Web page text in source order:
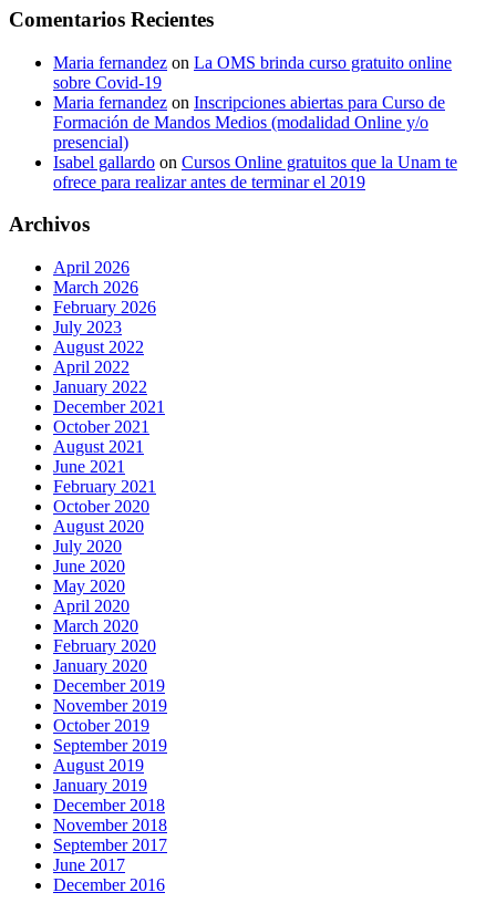
Comentarios Recientes
Maria fernandez on La OMS brinda curso gratuito online
sobre Covid-19
Maria fernandez on Inscripciones abiertas para Curso de
Formación de Mandos Medios (modalidad Online y/o
presencial)
Isabel gallardo on Cursos Online gratuitos que la Unam te
ofrece para realizar antes de terminar el 2019
Archivos
April 2026
March 2026
February 2026
July 2023
August 2022
April 2022
January 2022
December 2021
October 2021
August 2021
June 2021
February 2021
October 2020
August 2020
July 2020
June 2020
May 2020
April 2020
March 2020
February 2020
January 2020
December 2019
November 2019
October 2019
September 2019
August 2019
January 2019
December 2018
November 2018
September 2017
June 2017
December 2016